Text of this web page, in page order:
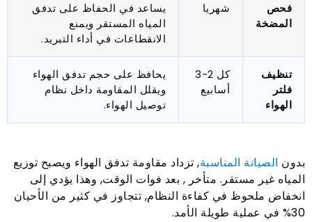
فحص
المضخة
شهريا
يساعد في الحفاظ على تدفق
المياه المستقر ويمنع
الانقطاعات في أداء التبريد.
تنظيف
فلتر
الهواء
كل 2-3
أسابيع
يحافظ على حجم تدفق الهواء
ويقلل المقاومة داخل نظام
توصيل الهواء.
بدون الصيانة المناسبة, تزداد مقاومة تدفق الهواء ويصبح توزيع
المياه غير مستقر. متأخر , بعد فوات الوقت, وهذا يؤدي إلى
انخفاض ملحوظ في كفاءة النظام, تتجاوز في كثير من الأحيان
30% في عملية طويلة الأمد.